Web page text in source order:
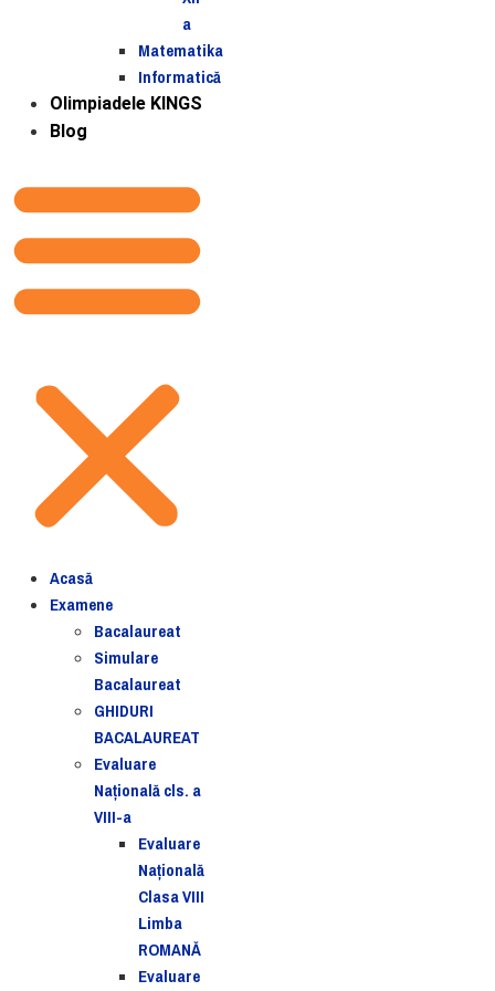
a
Matematika
Informatică
Olimpiadele KINGS
Blog
Acasă
Examene
Bacalaureat
Simulare
Bacalaureat
GHIDURI
BACALAUREAT
Evaluare
Naţională cls. a
VIII-a
Evaluare
Naţională
Clasa VIII
Limba
ROMANĂ
Evaluare